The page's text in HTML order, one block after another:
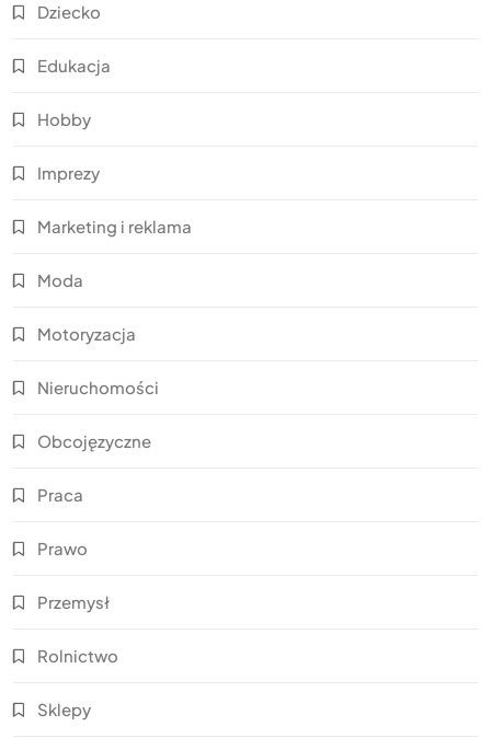
Dziecko
Edukacja
Hobby
Imprezy
Marketing i reklama
Moda
Motoryzacja
Nieruchomości
Obcojęzyczne
Praca
Prawo
Przemysł
Rolnictwo
Sklepy